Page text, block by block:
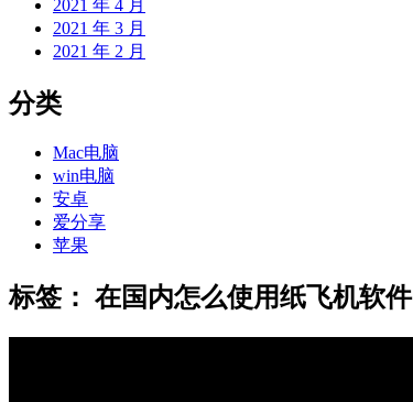
2021 年 4 月
2021 年 3 月
2021 年 2 月
分类
Mac电脑
win电脑
安卓
爱分享
苹果
标签： 在国内怎么使用纸飞机软件